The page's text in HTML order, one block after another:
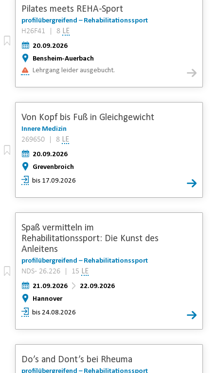
Pilates meets REHA-Sport
profilübergreifend – Rehabilitationssport
H26F41 | 8 LE
20.09.2026
Bensheim-Auerbach
Lehrgang leider ausgebucht.
Von Kopf bis Fuß in Gleichgewicht
Innere Medizin
269650 | 8 LE
20.09.2026
Grevenbroich
bis 17.09.2026
Spaß vermitteln im
Rehabilitationssport: Die Kunst des
Anleitens
profilübergreifend – Rehabilitationssport
NDS- 26.226 | 15 LE
21.09.2026
22.09.2026
Hannover
bis 24.08.2026
Do’s and Dont’s bei Rheuma
profilübergreifend – Rehabilitationssport